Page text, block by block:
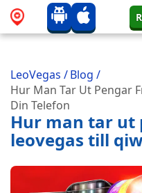
LeoVegas /Blog /
Hur Man Tar Ut Pengar
Din Telefon
Hur man tar ut
leovegas till